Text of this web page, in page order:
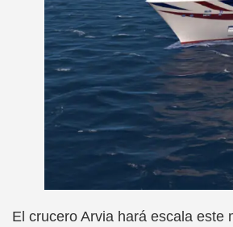
El crucero Arvia hará escala este